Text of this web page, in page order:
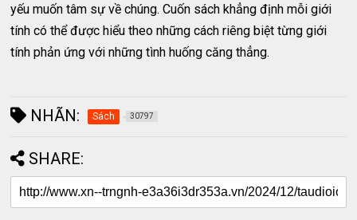
yếu muốn tâm sự về chúng. Cuốn sách khẳng định mỗi giới
tính có thể được hiểu theo những cách riêng biệt từng giới
tính phản ứng với những tình huống căng thẳng.
NHÃN: Sách 30797
SHARE: